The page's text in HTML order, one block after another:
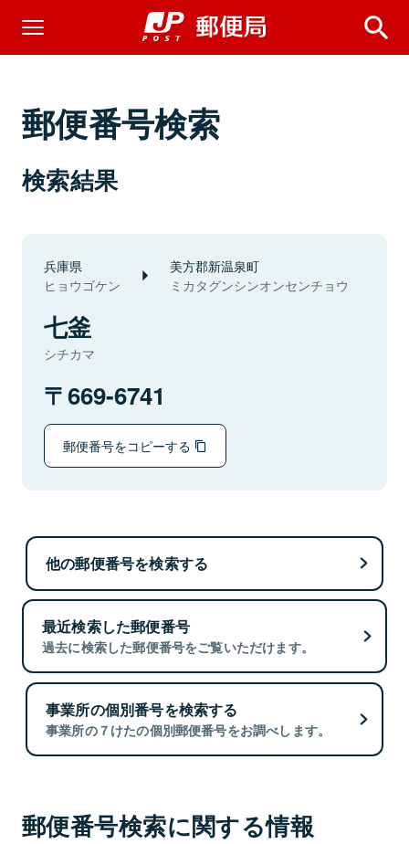
郵便番号検索
検索結果
兵庫県
ヒョウゴケン
美方郡新温泉町
ミカタグンシンオンセンチョウ
七釜
シチカマ
669-6741
郵便番号をコピーする
他の郵便番号を検索する
最近検索した郵便番号
過去に検索した郵便番号をご覧いただけます。
事業所の個別番号を検索する
事業所の７けたの個別郵便番号をお調べします。
郵便番号検索に関する情報